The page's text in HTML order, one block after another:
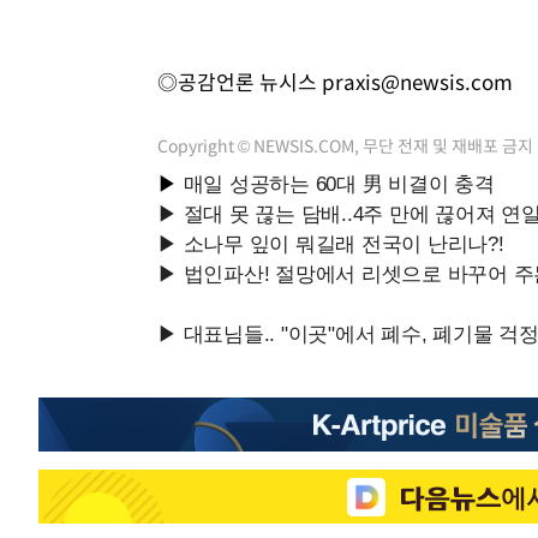
◎공감언론 뉴시스 praxis@newsis.com
Copyright © NEWSIS.COM, 무단 전재 및 재배포 금지